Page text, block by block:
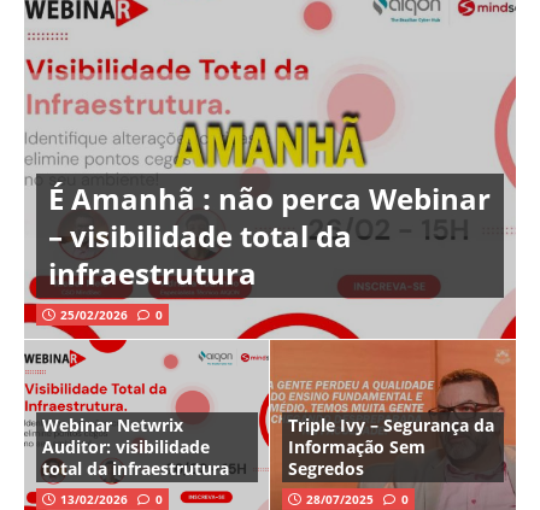
É Amanhã : não perca Webinar
– visibilidade total da
infraestrutura
25/02/2026 0
Webinar Netwrix
Auditor: visibilidade
total da infraestrutura
13/02/2026 0
Triple Ivy – Segurança da
Informação Sem
Segredos
28/07/2025 0